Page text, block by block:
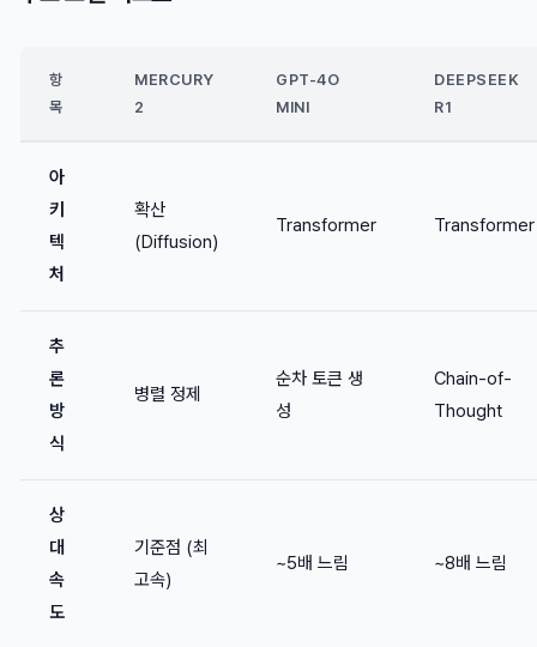
항
목
MERCURY
2
GPT-4O
MINI
DEEPSEEK
R1
아
키
텍
처
확산
(Diffusion)
Transformer Transformer
추
론
방
식
병렬 정제
순차 토큰 생
성
Chain-of-
Thought
상
대
속
도
기준점 (최
고속)
~5배 느림 ~8배 느림